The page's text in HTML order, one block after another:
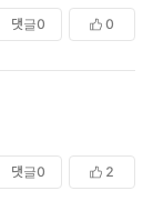
댓글0 0
댓글0 2